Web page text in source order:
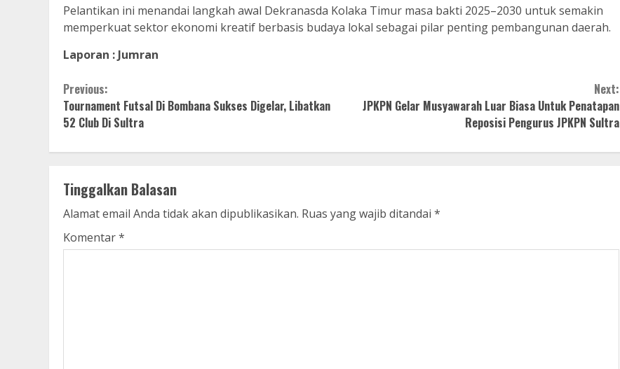
Pelantikan ini menandai langkah awal Dekranasda Kolaka Timur masa bakti 2025–2030 untuk semakin
memperkuat sektor ekonomi kreatif berbasis budaya lokal sebagai pilar penting pembangunan daerah.
Laporan : Jumran
Continue
Reading
Previous:
Tournament Futsal Di Bombana Sukses Digelar, Libatkan
52 Club Di Sultra
Next:
JPKPN Gelar Musyawarah Luar Biasa Untuk Penatapan
Reposisi Pengurus JPKPN Sultra
Tinggalkan Balasan
Alamat email Anda tidak akan dipublikasikan. Ruas yang wajib ditandai *
Komentar*